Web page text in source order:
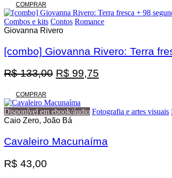
COMPRAR
Combos e kits Contos Romance
Giovanna Rivero
[combo] Giovanna Rivero: Terra
R$133,00 O
era:
R$ 133,00.
R$ 99,75
é:
COMPRAR
Disponível em ebook/áudio Fotografia e artes visuais
Caio Zero, João Bá
Cavaleiro Macunaíma
R$ 43,00